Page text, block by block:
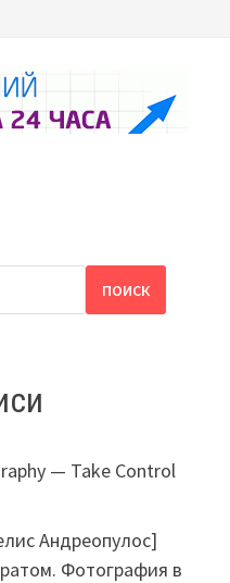
ПОИСК
— Take Control
Андреопулос]
Фотография в